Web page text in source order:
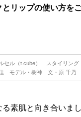
リップの使い方を
セル（t.cube） スタイリン
モデル・樹神 文・原 千乃
る素肌と向き合いま